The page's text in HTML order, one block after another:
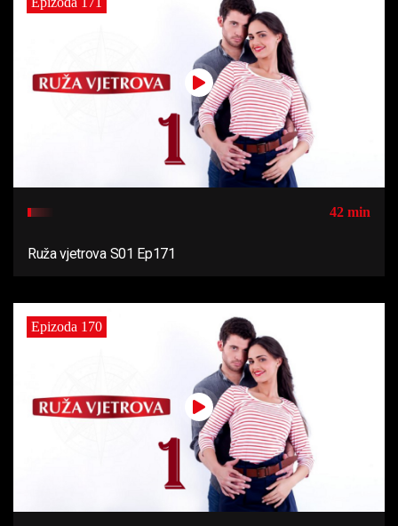
42 min
Ruža vjetrova S01 Ep171
Epizoda 170